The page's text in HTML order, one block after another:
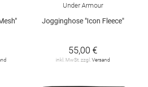
Under Armour
Jogginghose "Icon Fleece"
55,00 €
inkl. MwSt. zzgl. Versand